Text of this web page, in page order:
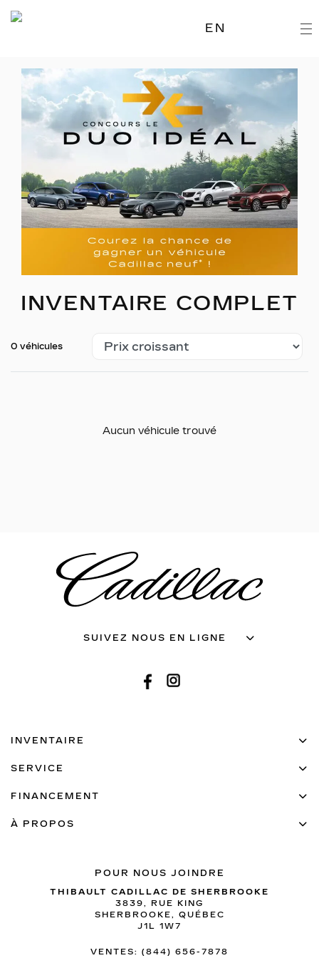
EN
INVENTAIRE COMPLET
0 véhicules
Aucun véhicule trouvé
SUIVEZ NOUS EN LIGNE
POUR NOUS JOINDRE
THIBAULT CADILLAC DE SHERBROOKE
3839, RUE KING
SHERBROOKE, QUÉBEC
J1L 1W7
VENTES: (844) 656-7878
INVENTAIRE
SERVICE
FINANCEMENT
À PROPOS